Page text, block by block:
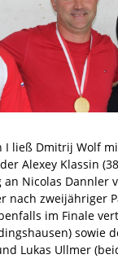
I ließ Dmitrij Wolf
Alexey Klassin
Nicolas Dannler
nach zweijähriger
im Finale
sowie
Lukas Ullmer